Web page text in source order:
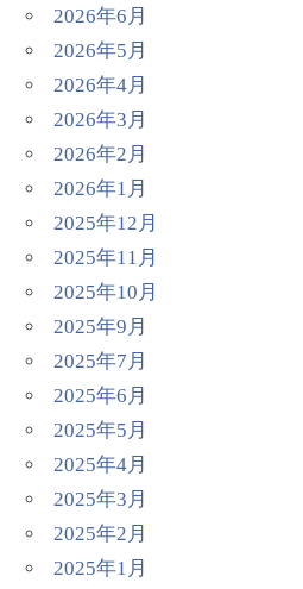
2026年6月
2026年5月
2026年4月
2026年3月
2026年2月
2026年1月
2025年12月
2025年11月
2025年10月
2025年9月
2025年7月
2025年6月
2025年5月
2025年4月
2025年3月
2025年2月
2025年1月